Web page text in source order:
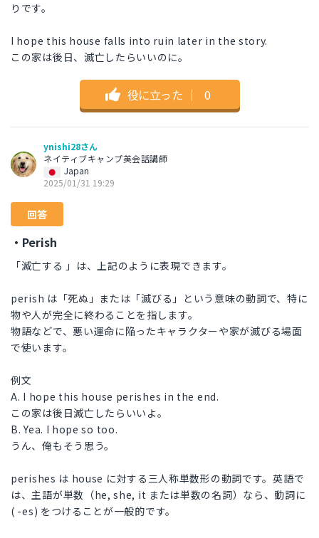
りです。
I hope this house falls into ruin later in the story.
この家は後日、滅亡したらいいのに。
役に立った ｜ 0
ynishi28さん
ネイティブキャンプ英会話講師
Japan
2025/01/31 19:29
回答
・Perish
「滅亡する 」は、上記のように表現できます。
perish は「死ぬ」または「滅びる」という意味の動詞で、特に
物や人が完全に終わることを指します。
物語などで、悪い運命に陥ったキャラクターや家が滅びる場面
で使います。
例文
A. I hope this house perishes in the end.
この家は後日滅亡したらいいよ。
B. Yea. I hope so too.
うん、俺もそう思う。
perishes は house に対する三人称単数形の動詞です。英語で
は、主語が単数（he, she, it または単数の名詞）なら、動詞に
( -es) をつけることが一般的です。